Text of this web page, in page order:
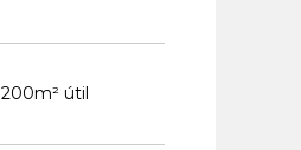
200m² útil